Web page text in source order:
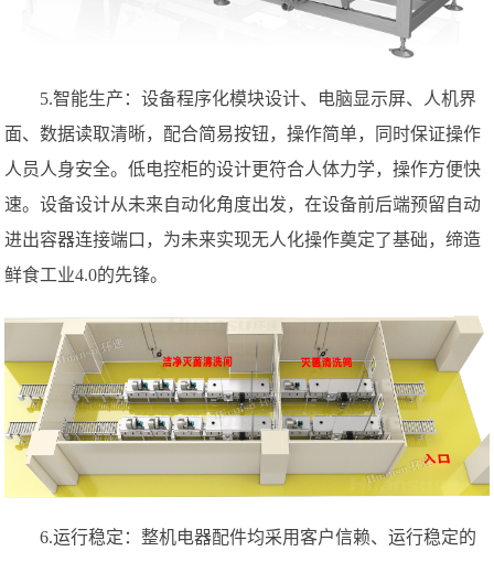
5.智能生产：设备程序化模块设计、电脑显示屏、人机界
面、数据读取清晰，配合简易按钮，操作简单，同时保证操作
人员人身安全。低电控柜的设计更符合人体力学，操作方便快
速。设备设计从未来自动化角度出发，在设备前后端预留自动
进出容器连接端口，为未来实现无人化操作奠定了基础，缔造
鲜食工业4.0的先锋。
6.运行稳定：整机电器配件均采用客户信赖、运行稳定的